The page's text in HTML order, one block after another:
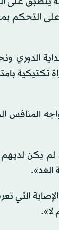
التحكم
الدوري
تكتيكية
المنافس
لم يكن
الغد».
التي